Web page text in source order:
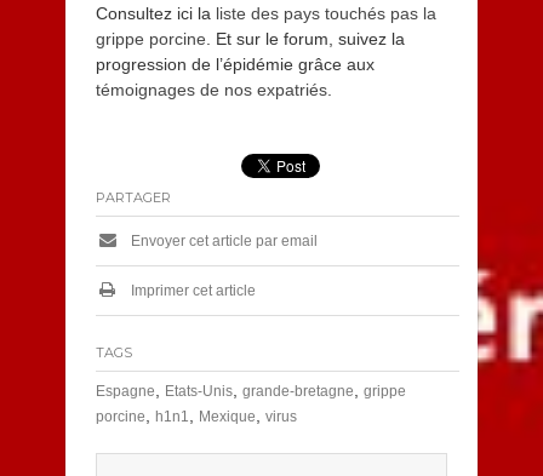
Consultez ici la liste des pays touchés pas la
grippe porcine . Et sur le forum, suivez la
progression de l’épidémie grâce aux
témoignages de nos expatriés.
PARTAGER
Envoyer cet article par email
Imprimer cet article
TAGS
Espagne Etats-Unis, grande-bretagne
grippe
porcine
h1n1 Mexique virus